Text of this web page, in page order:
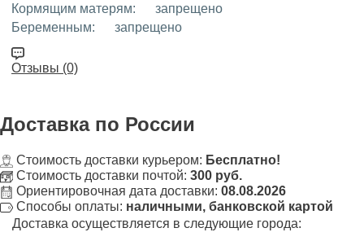
Кормящим матерям:
запрещено
Беременным:
запрещено
Отзывы (0)
Доставка по России
Стоимость доставки курьером: Бесплатно!
Стоимость доставки почтой: 300 руб.
Ориентировочная дата доставки: 08.08.2026
Способы оплаты: наличными, банковской картой
Доставка осуществляется в следующие города: